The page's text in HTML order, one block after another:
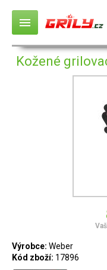
menu
Kožené
Výrobce: Weber
Kód zboží: 17896